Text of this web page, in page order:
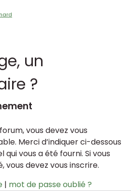
un
?
vous devez vous
Merci d’indiquer ci-dessous
qui vous a été fourni. Si vous
vous devez vous inscrire.
| mot de passe oublié ?